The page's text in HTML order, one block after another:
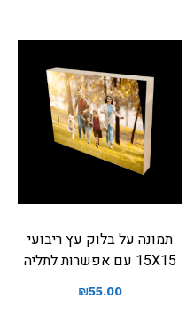
תמונה על בלוק עץ ריבועי
15X15 עם אפשרות לתליה
₪55.00